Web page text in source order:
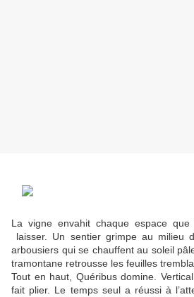
La vigne envahit chaque espace
laisser. Un sentier grimpe au milieu
arbousiers qui se chauffent au soleil pâle
tramontane retrousse les feuilles
Tout en haut, Quéribus domine.
fait plier. Le temps seul a réussi à